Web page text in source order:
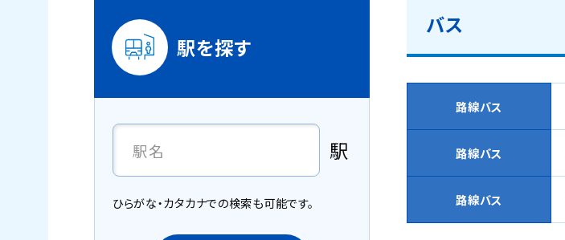
バス
路線バス
路線バス
路線バス
駅を探す
駅
ひらがな・カタカナでの検索も可能です。